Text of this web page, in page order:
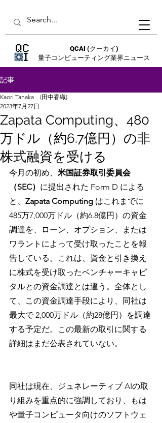
QCAI (クーカイ)
量子コンピューティング業界ニュース
記事
Zapata Computing、480
万ドル（約6.7億円）の非
株式融資を受ける
Kaori Tanaka (田中香織)
2023年7月27日
今月の初め、 米国証券取引委員会
（SEC） に提出された Form D による
と、 Zapata Computing はこれまでに
485万7,000万ドル（約6.8億円）の資金
調達を、ローン、オプション、または
ワラントによって受け取ったことを報
告している。これは、資金と引き換え
に株式を受け取ったベンチャーキャピ
タルとの資金調達とは違う。全体とし
て、この資金調達手段により、同社は
最大で 2,000万ドル（約28億円）を調達
する予定だ。この最新の取引に関する
詳細はまだ公表されていない。
同社は現在、ジュネレーティブ AIの取
り組みを重点的に強調しており、もは
や量子コンピュータ向けのソフトウェ